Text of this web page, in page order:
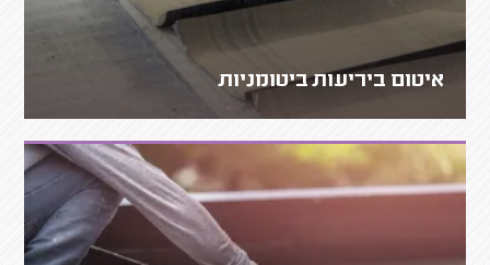
איטום ביריעות ביטומניות